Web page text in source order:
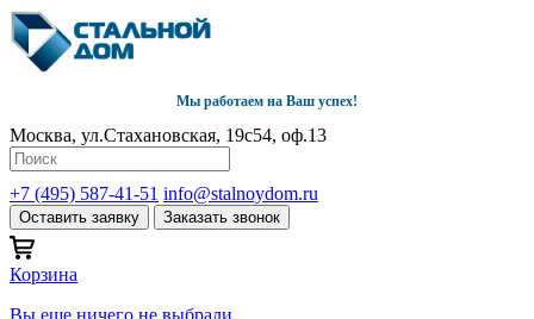
Мы работаем на Ваш успех!
Москва, ул.Стахановская, 19с54, оф.13
+7 (495) 587-41-51 info@stalnoydom.ru
Оставить заявку Заказать звонок
Корзина
Вы еще ничего не выбрали